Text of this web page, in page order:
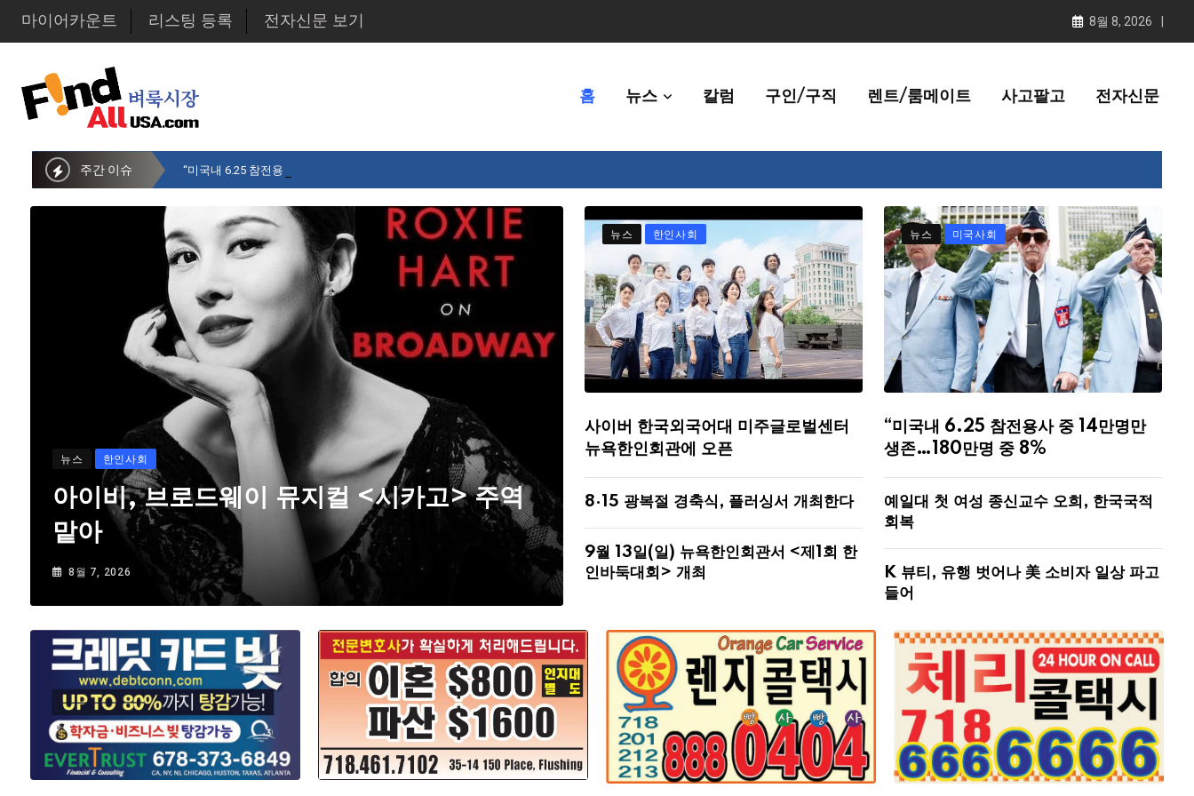
마이어카운트 리스팅 등록 전자신문 보기 8월 8, 2026
홈 뉴스 칼럼 구인/구직 렌트/룸메이트 사고팔고 전자신문
주간 이슈 “미국내 6.25 참전용사 중 14만명만 생존…180만명 중 8% 수준
뉴스 한인사회
아이비, 브로드웨이 뮤지컬 <시카고> 주역
맡아
8월 7, 2026
뉴스 한인사회
사이버 한국외국어대 미주글로벌센터
뉴욕한인회관에 오픈
8·15 광복절 경축식, 플러싱서 개최한다
9월 13일(일) 뉴욕한인회관서 <제1회 한
인바둑대회> 개최
뉴스 미국사회
“미국내 6.25 참전용사 중 14만명만
생존…180만명 중 8%
예일대 첫 여성 종신교수 오희, 한국국적
회복
K 뷰티, 유행 벗어나 美 소비자 일상 파고
들어